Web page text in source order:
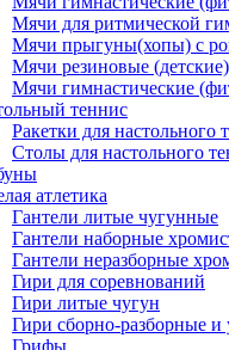
Мячи для ритмической
Мячи прыгуны(хопы) с
Мячи резиновые (детские)
Мячи гимнастические
теннис
Ракетки для настольного
Столы для настольного
атлетика
Гантели литые чугунные
Гантели наборные
Гантели неразборные
Гири для соревнований
Гири литые чугун
Гири сборно-разборные и
Грифы